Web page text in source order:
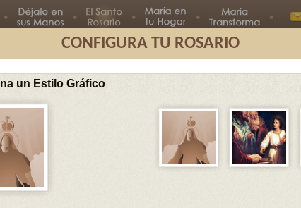
CONFIGURA TU ROSARIO
un Estilo Gráfico
Misterio
Cuarto
Quinto
Misterio
Misterios